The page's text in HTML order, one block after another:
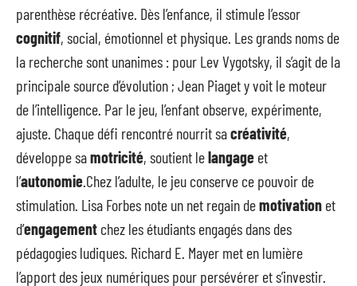
parenthèse récréative. Dès l’enfance, il stimule l’essor
cognitif, social, émotionnel et physique. Les grands noms de
la recherche sont unanimes : pour Lev Vygotsky, il s’agit de la
principale source d’évolution ; Jean Piaget y voit le moteur
de l’intelligence. Par le jeu, l’enfant observe, expérimente,
ajuste. Chaque défi rencontré nourrit sacréativité,
développe samotricité, soutient lelangage et
l’autonomie .Chez l’adulte, le jeu conserve ce pouvoir de
stimulation. Lisa Forbes note un net regain demotivation et
d’engagement chez les étudiants engagés dans des
pédagogies ludiques. Richard E. Mayer met en lumière
l’apport des jeux numériques pour persévérer et s’investir.